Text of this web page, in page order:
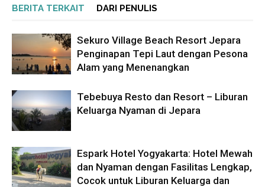
BERITA TERKAIT DARI PENULIS
Sekuro Village Beach Resort Jepara
Penginapan Tepi Laut dengan Pesona
Alam yang Menenangkan
Tebebuya Resto dan Resort – Liburan
Keluarga Nyaman di Jepara
Espark Hotel Yogyakarta: Hotel Mewah
dan Nyaman dengan Fasilitas Lengkap,
Cocok untuk Liburan Keluarga dan